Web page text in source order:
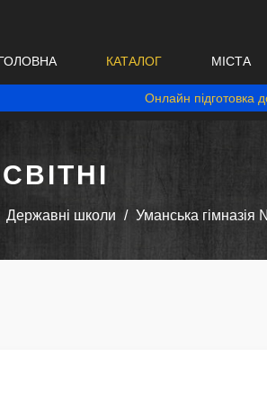
КАТАЛОГ МІСТА
Онлайн підготовка
Державні школи Уманська гімназія